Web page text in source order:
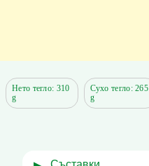
Нето тегло: 310
g
Сухо тегло: 265
g